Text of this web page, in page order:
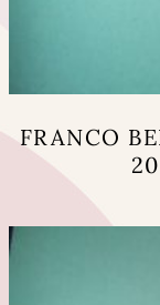
FRANCO